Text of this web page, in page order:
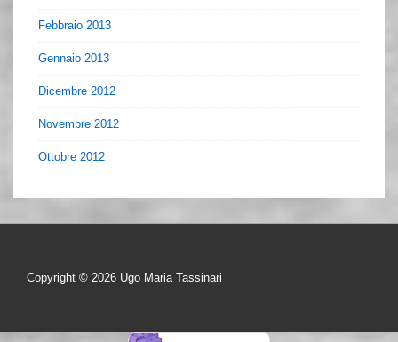
Febbraio 2013
Gennaio 2013
Dicembre 2012
Novembre 2012
Ottobre 2012
Copyright © 2026 Ugo Maria Tassinari